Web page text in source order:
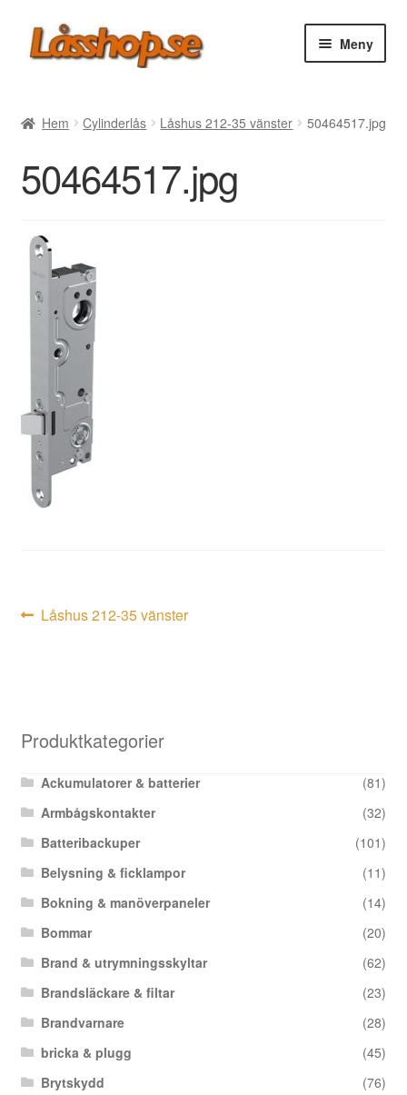
Hoppa
till
Hoppa
till
Meny
Vanliga frågor
Forum/Manualer/Råd
Support
Hem Cylinderlås Låshus 212-35 vänster 50464517.jpg
50464517.jpg
Inläggsnavigering
Föregående
Låshus 212-35 vänster
Produktkategorier
Ackumulatorer & batterier
(81)
Armbågskontakter
(32)
Batteribackuper
(101)
Belysning & ficklampor
(11)
Bokning & manöverpaneler
(14)
Bommar
(20)
Brand & utrymningsskyltar
(62)
Brandsläckare & filtar
(23)
Brandvarnare
(28)
bricka & plugg
(45)
Brytskydd
(76)